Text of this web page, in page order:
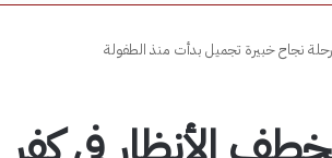
نجاح خبيرة تجميل بدأت منذ الطفولة